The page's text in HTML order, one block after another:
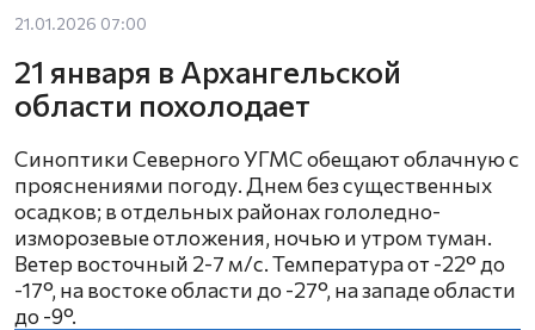
21.01.2026 07:00
21 января в Архангельской
области похолодает
Синоптики Северного УГМС обещают облачную с
прояснениями погоду. Днем без существенных
осадков; в отдельных районах гололедно-
изморозевые отложения, ночью и утром туман.
Ветер восточный 2-7 м/с. Температура от -22° до
-17°, на востоке области до -27°, на западе области
до -9°.